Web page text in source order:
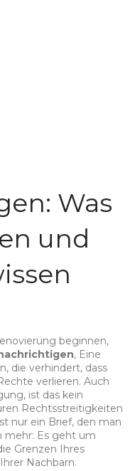
Was
und
beginnen,
, Eine
die verhindert, dass
verlieren. Auch
, ist das kein
Rechtsstreitigkeiten
nur ein Brief, den man
mehr: Es geht um
Grenzen Ihres
Nachbarn.